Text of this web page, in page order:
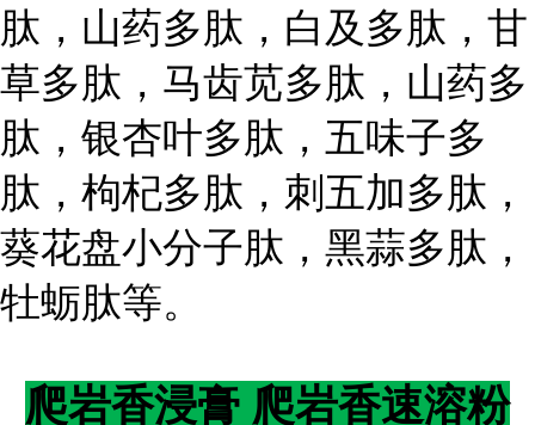
肽，山药多肽，白及多肽，甘
草多肽，马齿苋多肽，山药多
肽，银杏叶多肽，五味子多
肽，枸杞多肽，刺五加多肽，
葵花盘小分子肽，黑蒜多肽，
牡蛎肽等。
爬岩香浸膏 爬岩香速溶粉